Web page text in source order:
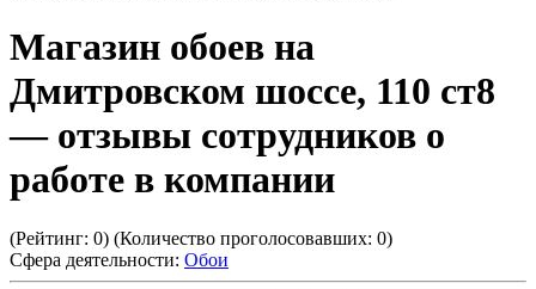
Магазин обоев на
Дмитровском шоссе, 110 ст8
— отзывы сотрудников о
работе в компании
(Рейтинг: 0) (Количество проголосовавших: 0)
Сфера деятельности: Обои